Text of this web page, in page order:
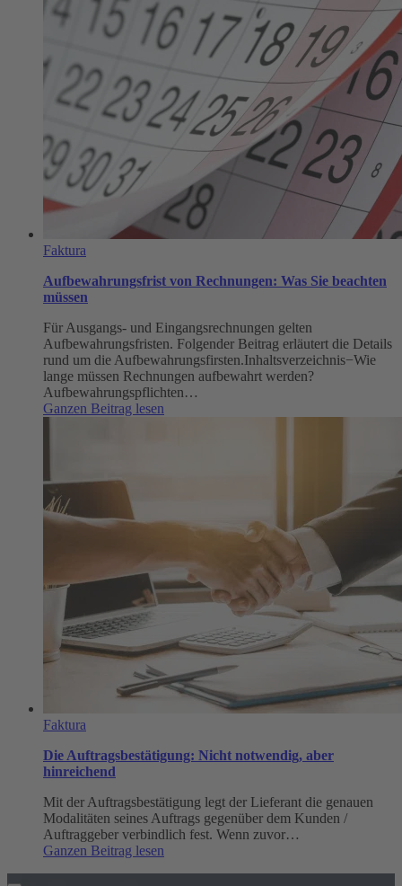
E-
Rechnungspflicht
kommt
warum
Sie
jetzt
Faktura
Aufbewahrungsfrist von Rechnungen: Was Sie beachten
müssen
Für Ausgangs- und Eingangsrechnungen gelten
Aufbewahrungsfristen. Folgender Beitrag erläutert die Details
rund um die Aufbewahrungsfirsten.Inhaltsverzeichnis−Wie
lange müssen Rechnungen aufbewahrt werden?
Aufbewahrungspflichten…
Ganzen Beitrag lesen
müssen
Faktura
Die Auftragsbestätigung: Nicht notwendig, aber
hinreichend
Mit der Auftragsbestätigung legt der Lieferant die genauen
Modalitäten seines Auftrags gegenüber dem Kunden /
Auftraggeber verbindlich fest. Wenn zuvor…
Ganzen Beitrag lesen